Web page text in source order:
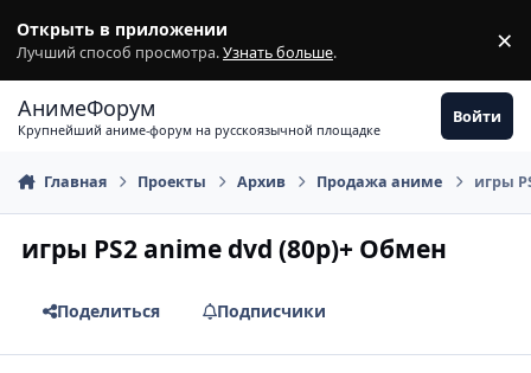
Открыть в приложении
Лучший способ просмотра.Узнать больше. ×
АнимеФорум
Крупнейший аниме-форум на русскоязычной площадке
Войти
Главная Проекты Архив Продажа аниме игры
игры PS2 anime dvd (80р)+ Обмен
Поделиться Подписчики